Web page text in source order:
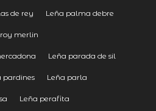
de rey Leña palma debre
merlin
Leña parada de sil
pardines Leña parla
Leña perafita